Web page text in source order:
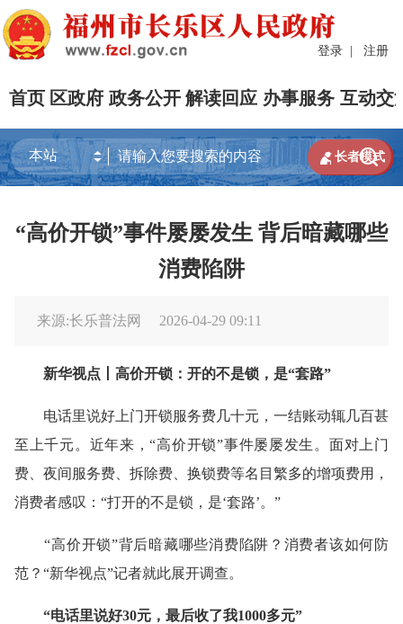
登录 | 注册
首页 区政府 政务公开 解读回应 办事服务 互动交

 长者模式
“高价开锁”事件屡屡发生 背后暗藏哪些
消费陷阱
来源:长乐普法网 2026-04-29 09:11
新华视点丨高价开锁：开的不是锁，是“套路”
电话里说好上门开锁服务费几十元，一结账动辄几百甚
至上千元。近年来，“高价开锁”事件屡屡发生。面对上门
费、夜间服务费、拆除费、换锁费等名目繁多的增项费用，
消费者感叹：“打开的不是锁，是‘套路’。”
“高价开锁”背后暗藏哪些消费陷阱？消费者该如何防
范？“新华视点”记者就此展开调查。
“电话里说好30元，最后收了我1000多元”